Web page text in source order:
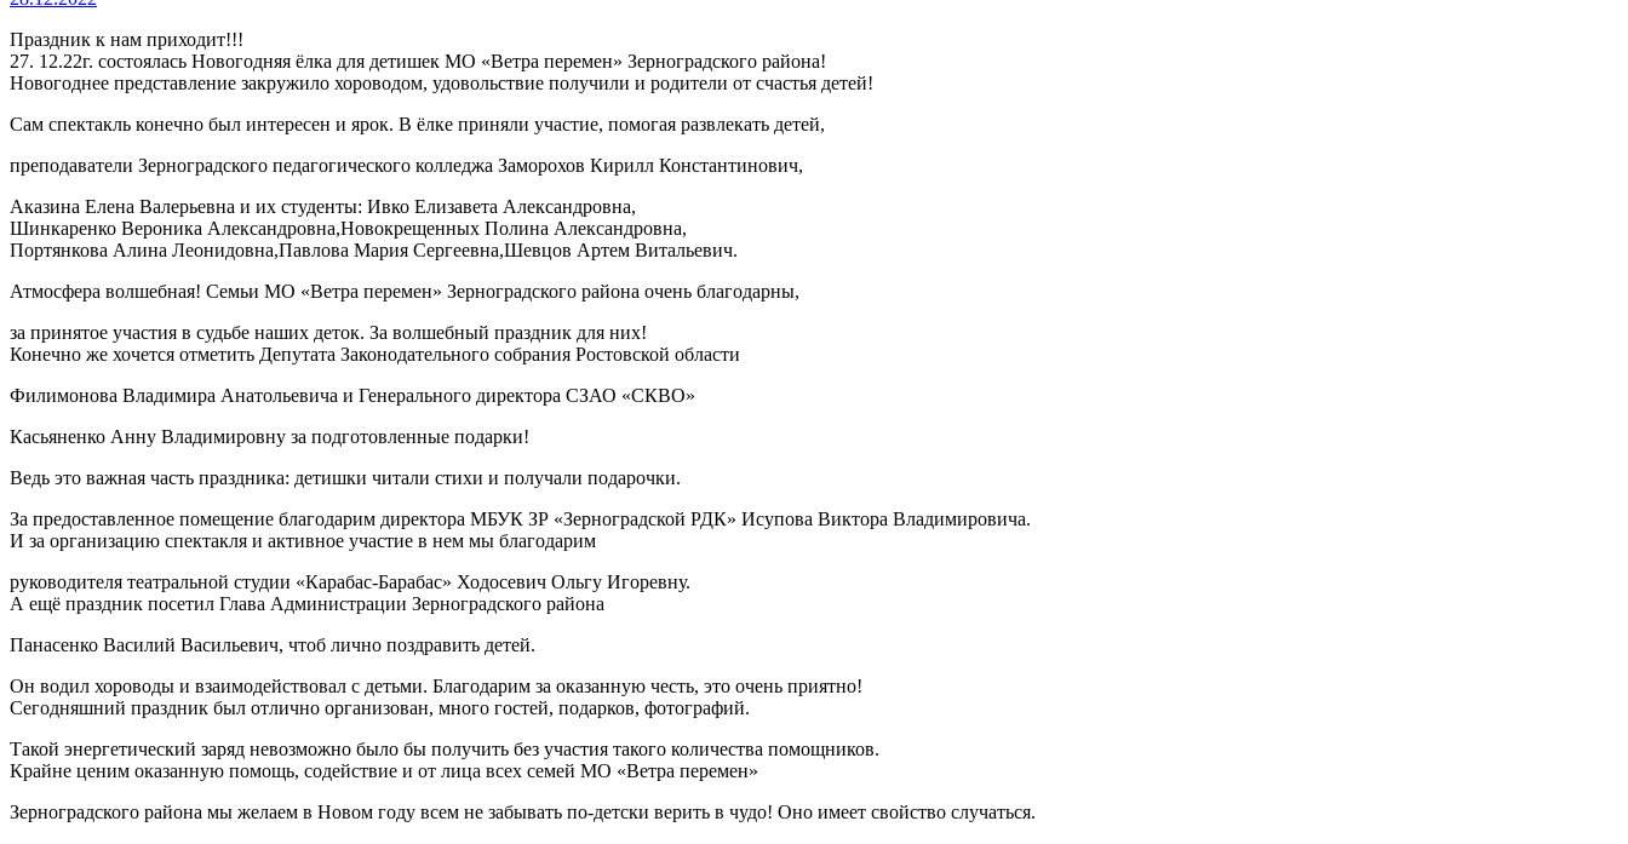
Праздник к нам приходит!!!
27. 12.22г. состоялась Новогодняя ёлка для детишек МО «Ветра перемен» Зерноградского района!
Новогоднее представление закружило хороводом, удовольствие получили и родители от счастья детей!
Сам спектакль конечно был интересен и ярок. В ёлке приняли участие, помогая развлекать детей,
преподаватели Зерноградского педагогического колледжа Заморохов Кирилл Константинович,
Аказина Елена Валерьевна и их студенты: Ивко Елизавета Александровна,
Шинкаренко Вероника Александровна,Новокрещенных Полина Александровна,
Портянкова Алина Леонидовна,Павлова Мария Сергеевна,Шевцов Артем Витальевич.
Атмосфера волшебная! Семьи МО «Ветра перемен» Зерноградского района очень благодарны,
за принятое участия в судьбе наших деток. За волшебный праздник для них!
Конечно же хочется отметить Депутата Законодательного собрания Ростовской области
Филимонова Владимира Анатольевича и Генерального директора СЗАО «СКВО»
Касьяненко Анну Владимировну за подготовленные подарки!
Ведь это важная часть праздника: детишки читали стихи и получали подарочки.
За предоставленное помещение благодарим директора МБУК ЗР «Зерноградской РДК» Исупова Виктора Владимировича.
И за организацию спектакля и активное участие в нем мы благодарим
руководителя театральной студии «Карабас-Барабас» Ходосевич Ольгу Игоревну.
А ещё праздник посетил Глава Администрации Зерноградского района
Панасенко Василий Васильевич, чтоб лично поздравить детей.
Он водил хороводы и взаимодействовал с детьми. Благодарим за оказанную честь, это очень приятно!
Сегодняшний праздник был отлично организован, много гостей, подарков, фотографий.
Такой энергетический заряд невозможно было бы получить без участия такого количества помощников.
Крайне ценим оказанную помощь, содействие и от лица всех семей МО «Ветра перемен»
Зерноградского района мы желаем в Новом году всем не забывать по-детски верить в чудо! Оно имеет свойство случаться.